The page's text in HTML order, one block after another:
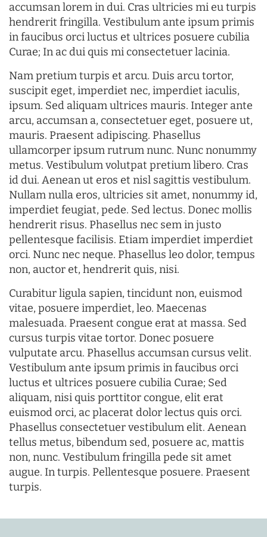
accumsan lorem in dui. Cras ultricies mi eu turpis
hendrerit fringilla. Vestibulum ante ipsum primis
in faucibus orci luctus et ultrices posuere cubilia
Curae; In ac dui quis mi consectetuer lacinia.
Nam pretium turpis et arcu. Duis arcu tortor,
suscipit eget, imperdiet nec, imperdiet iaculis,
ipsum. Sed aliquam ultrices mauris. Integer ante
arcu, accumsan a, consectetuer eget, posuere ut,
mauris. Praesent adipiscing. Phasellus
ullamcorper ipsum rutrum nunc. Nunc nonummy
metus. Vestibulum volutpat pretium libero. Cras
id dui. Aenean ut eros et nisl sagittis vestibulum.
Nullam nulla eros, ultricies sit amet, nonummy id,
imperdiet feugiat, pede. Sed lectus. Donec mollis
hendrerit risus. Phasellus nec sem in justo
pellentesque facilisis. Etiam imperdiet imperdiet
orci. Nunc nec neque. Phasellus leo dolor, tempus
non, auctor et, hendrerit quis, nisi.
Curabitur ligula sapien, tincidunt non, euismod
vitae, posuere imperdiet, leo. Maecenas
malesuada. Praesent congue erat at massa. Sed
cursus turpis vitae tortor. Donec posuere
vulputate arcu. Phasellus accumsan cursus velit.
Vestibulum ante ipsum primis in faucibus orci
luctus et ultrices posuere cubilia Curae; Sed
aliquam, nisi quis porttitor congue, elit erat
euismod orci, ac placerat dolor lectus quis orci.
Phasellus consectetuer vestibulum elit. Aenean
tellus metus, bibendum sed, posuere ac, mattis
non, nunc. Vestibulum fringilla pede sit amet
augue. In turpis. Pellentesque posuere. Praesent
turpis.